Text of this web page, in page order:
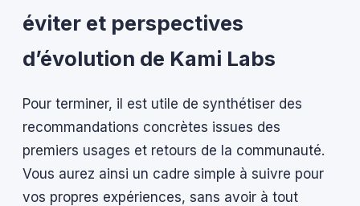
éviter et perspectives
d’évolution de Kami Labs
Pour terminer, il est utile de synthétiser des
recommandations concrètes issues des
premiers usages et retours de la communauté.
Vous aurez ainsi un cadre simple à suivre pour
vos propres expériences, sans avoir à tout